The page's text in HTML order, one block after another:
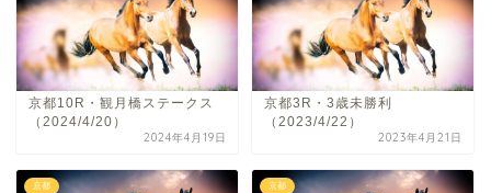
京都10R・観月橋ステークス
（2024/4/20）
2024年4月19日
京都3R・3歳未勝利
（2023/4/22）
2023年4月21日
京都 京都